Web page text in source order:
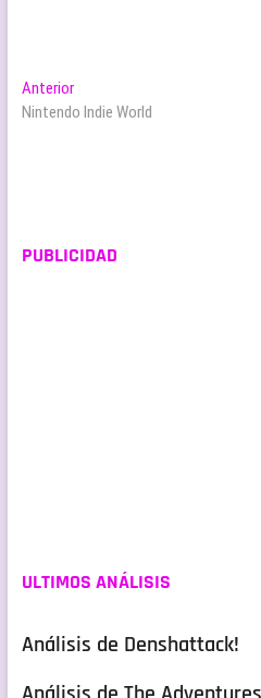
Navegación
de
AnteriorEntrada
anterior:
Nintendo Indie World
PUBLICIDAD
ULTIMOS ANÁLISIS
Análisis de Denshattack!